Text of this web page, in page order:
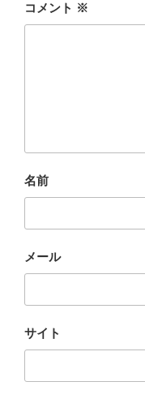
コメント ※
名前
メール
サイト